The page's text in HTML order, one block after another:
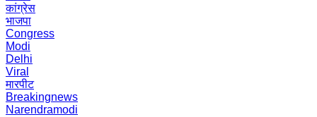
कांग्रेस
भाजपा
Congress
Modi
Delhi
Viral
मारपीट
Breakingnews
Narendramodi